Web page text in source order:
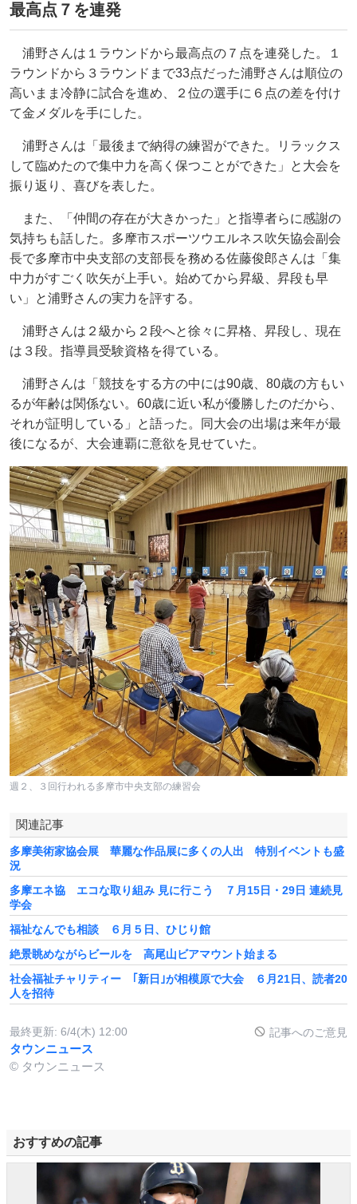
最高点７を連発
浦野さんは１ラウンドから最高点の７点を連発した。１
ラウンドから３ラウンドまで33点だった浦野さんは順位の
高いまま冷静に試合を進め、２位の選手に６点の差を付け
て金メダルを手にした。
浦野さんは「最後まで納得の練習ができた。リラックス
して臨めたので集中力を高く保つことができた」と大会を
振り返り、喜びを表した。
また、「仲間の存在が大きかった」と指導者らに感謝の
気持ちも話した。多摩市スポーツウエルネス吹矢協会副会
長で多摩市中央支部の支部長を務める佐藤俊郎さんは「集
中力がすごく吹矢が上手い。始めてから昇級、昇段も早
い」と浦野さんの実力を評する。
浦野さんは２級から２段へと徐々に昇格、昇段し、現在
は３段。指導員受験資格を得ている。
浦野さんは「競技をする方の中には90歳、80歳の方もい
るが年齢は関係ない。60歳に近い私が優勝したのだから、
それが証明している」と語った。同大会の出場は来年が最
後になるが、大会連覇に意欲を見せていた。
週２、３回行われる多摩市中央支部の練習会
関連記事
多摩美術家協会展 華麗な作品展に多くの人出 特別イベントも盛
況
多摩エネ協 エコな取り組み 見に行こう ７月15日・29日 連続見
学会
福祉なんでも相談 ６月５日、ひじり館
絶景眺めながらビールを 高尾山ビアマウント始まる
社会福祉チャリティー ｢新日｣が相模原で大会 ６月21日、読者20
人を招待
最終更新: 6/4(木) 12:00 記事へのご意見
タウンニュース
© タウンニュース
おすすめの記事